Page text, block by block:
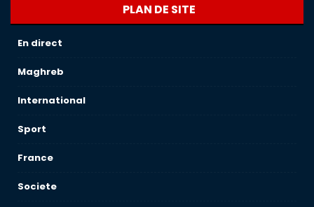
PLAN DE SITE
En direct
Maghreb
International
Sport
France
Societe